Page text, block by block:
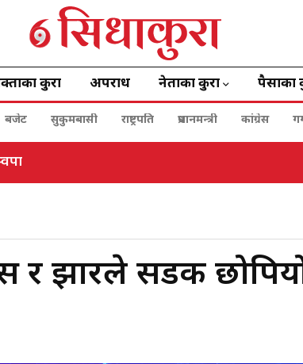
कुरा अपराध नेताका कुरा पैसाका
बजेट सुकुमबासी राष्ट्रपति प्रधानमन्त्री कांग्रेस
र झारले सडक